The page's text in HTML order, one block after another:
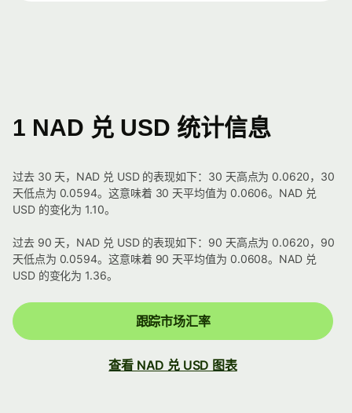
1 NAD 兑 USD 统计信息
过去 30 天，NAD 兑 USD 的表现如下：30 天高点为 0.0620，30
天低点为 0.0594。这意味着 30 天平均值为 0.0606。NAD 兑
USD 的变化为 1.10。
过去 90 天，NAD 兑 USD 的表现如下：90 天高点为 0.0620，90
天低点为 0.0594。这意味着 90 天平均值为 0.0608。NAD 兑
USD 的变化为 1.36。
跟踪市场汇率
查看 NAD 兑 USD 图表